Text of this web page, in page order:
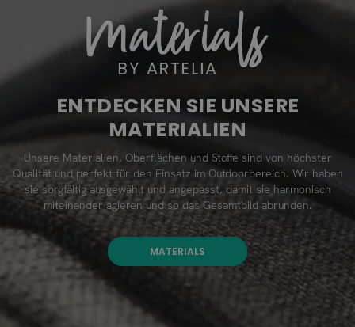
ENTDECKEN SIE UNSERE
MATERIALIEN
Unsere Materialien, Oberflächen und Stoffe sind von höchster
Qualität und perfekt für den Einsatz im Outdoorbereich. Wir haben
sie sorgfältig ausgewählt und angepasst, damit sie harmonisch
miteinander agieren und so das Gesamtbild abrunden.
MATERIALS